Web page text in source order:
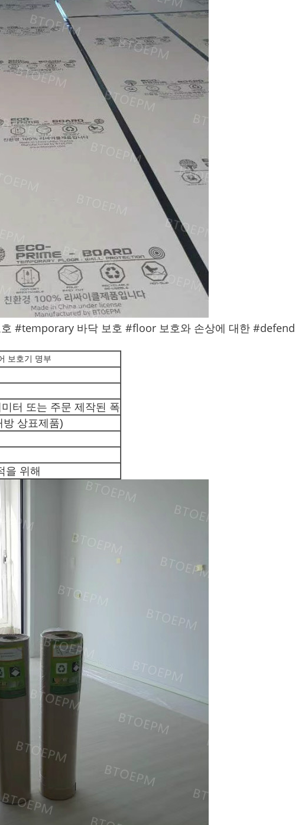
#temporary 바닥 보호 #floor 보호와 손상에 대한 #defend
보호기 명부
터 또는 주문 제작된 폭
방 상표제품)
을 위해